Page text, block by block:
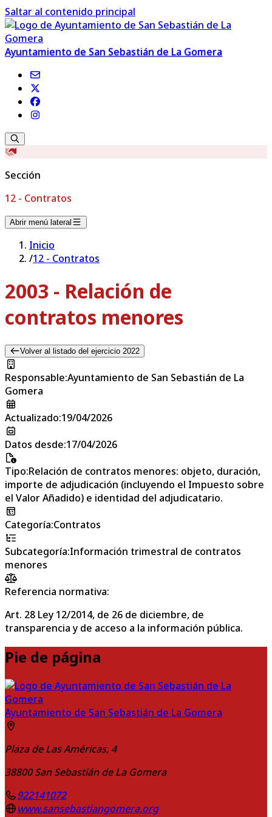
Saltar al contenido principal
Ayuntamiento de San Sebastián de La Gomera
Sección
12 - Contratos
Abrir menú lateral
Inicio
/12 - Contratos
2003 - Relación de
contratos menores
Volver al listado del ejercicio 2022
Responsable:Ayuntamiento de San Sebastián de La
Gomera
Actualizado:19/04/2026
Datos desde:17/04/2026
Tipo:Relación de contratos menores: objeto, duración,
importe de adjudicación (incluyendo el Impuesto sobre
el Valor Añadido) e identidad del adjudicatario.
Categoría:Contratos
Subcategoría:Información trimestral de contratos
menores
Referencia normativa:
Art. 28 Ley 12/2014, de 26 de diciembre, de
transparencia y de acceso a la información pública.
Pie de página
Ayuntamiento de San Sebastián de La Gomera
Plaza de Las Américas, 4
38800 San Sebastián de La Gomera
922141072
www.sansebastiangomera.org